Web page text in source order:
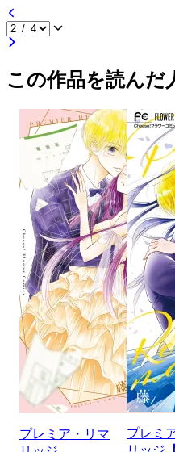
この作品を読んだ
プレミア・リマ
プレミ